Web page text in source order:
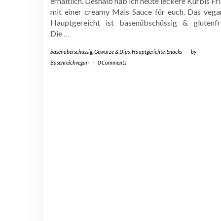
mit einer creamy Mais Sauce für euch. Das
Hauptgereicht ist basenübschüssig &
Die …
basenüberschüssig, Gewürze & Dips Hauptgerichte Snacks -
by
Basenreichvegan - 0 Comments